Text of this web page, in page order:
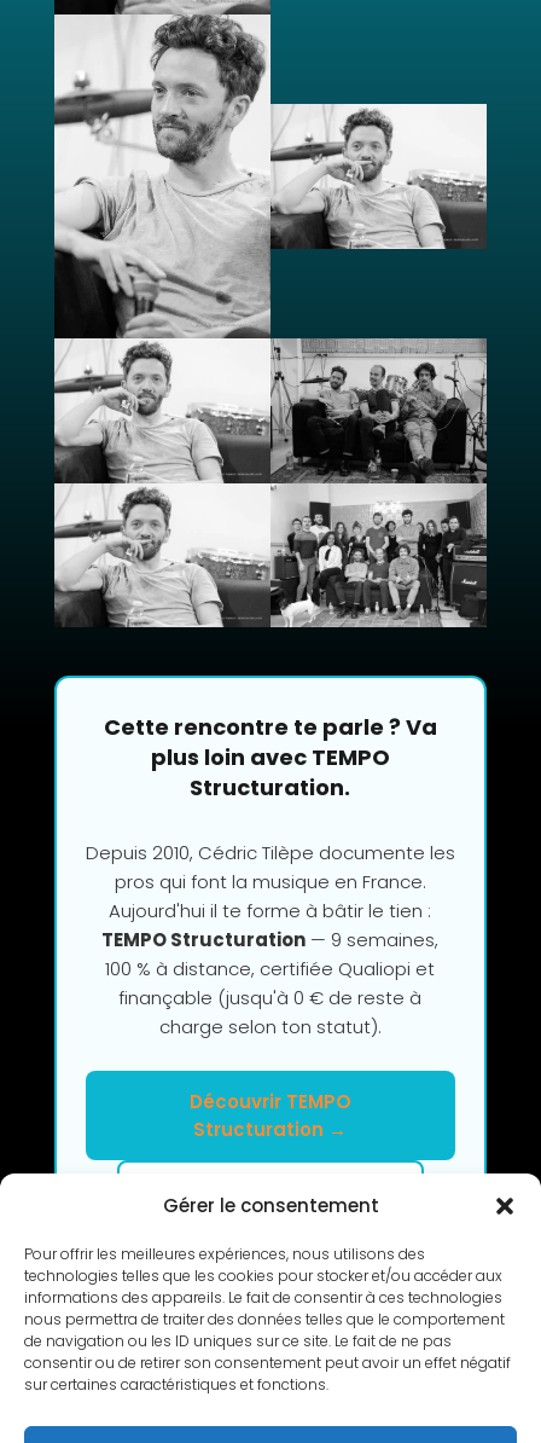
Gérer le consentement
Pour offrir les meilleures expériences, nous utilisons des
technologies telles que les cookies pour stocker et/ou accéder aux
informations des appareils. Le fait de consentir à ces technologies
nous permettra de traiter des données telles que le comportement
de navigation ou les ID uniques sur ce site. Le fait de ne pas
consentir ou de retirer son consentement peut avoir un effet négatif
sur certaines caractéristiques et fonctions.
Cette rencontre te parle ? Va
plus loin avec TEMPO
Structuration.
Depuis 2010, Cédric Tilèpe documente les
pros qui font la musique en France.
Aujourd'hui il te forme à bâtir le tien :
TEMPO Structuration — 9 semaines,
100 % à distance, certifiée Qualiopi et
finançable (jusqu'à 0 € de reste à
charge selon ton statut).
Découvrir TEMPO
Structuration →
Clarifier mon projet en 2h
RETOUR